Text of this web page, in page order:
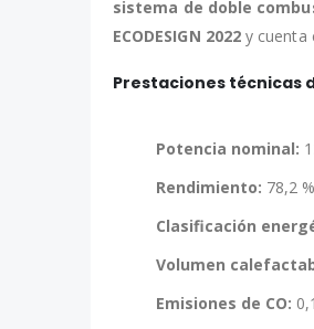
sistema de doble
ECODESIGN 2022y cuenta
Prestaciones técnicas
Potencia nominal:
Rendimiento: 78,2 %
Clasificación
Volumen
Emisiones de CO: